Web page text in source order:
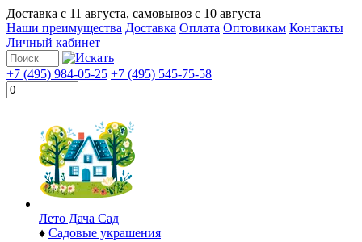
Доставка с 11 августа, самовывоз с 10 августа
Наши преимущества Доставка Оплата Оптовикам Контакты
Личный кабинет
+7 (495) 984-05-25 +7 (495) 545-75-58
Лето Дача Сад
♦ Садовые украшения